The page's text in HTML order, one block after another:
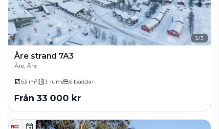
1/5
Åre strand 7A3
Åre, Åre
53 m² 3 rum 6 bäddar
Från 33 000 kr